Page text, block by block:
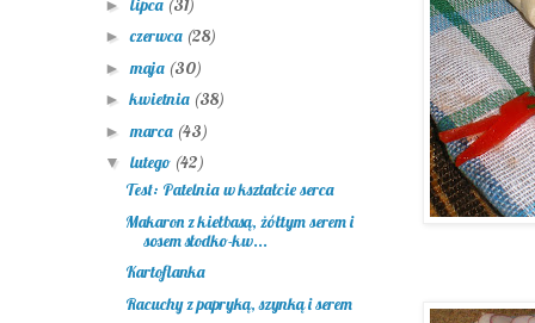
► lipca (31)
►czerwca (28)
► maja (30)
►kwietnia (38)
► marca (43)
▼ lutego (42)
Test: Patelnia w kształcie serca
Makaron z kiełbasą, żółtym serem i
sosem słodko-kw...
Kartoflanka
Racuchy z papryką, szynką i serem